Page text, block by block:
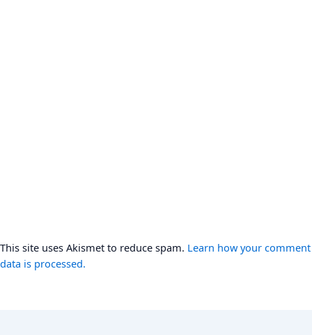
This site uses Akismet to reduce spam. Learn how your comment
data is processed.